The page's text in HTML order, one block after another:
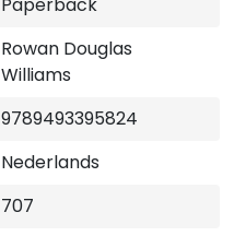
Rowan Douglas
Williams
9789493395824
Nederlands
707